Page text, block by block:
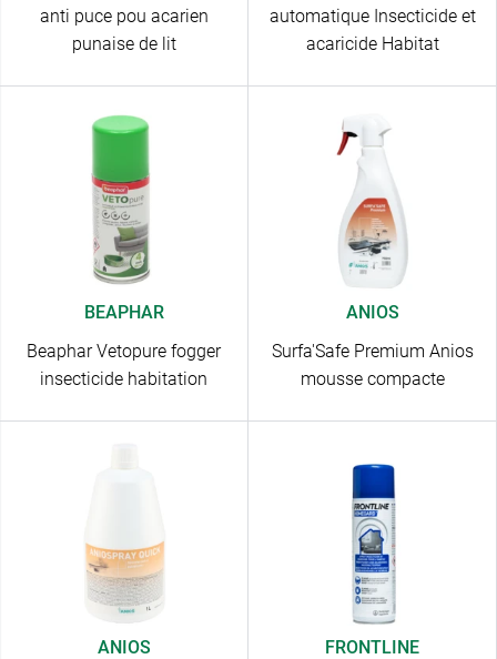
anti puce pou acarien
punaise de lit
automatique Insecticide et
acaricide Habitat
BEAPHAR
Beaphar Vetopure fogger
insecticide habitation
ANIOS
Surfa'Safe Premium Anios
mousse compacte
ANIOS
FRONTLINE